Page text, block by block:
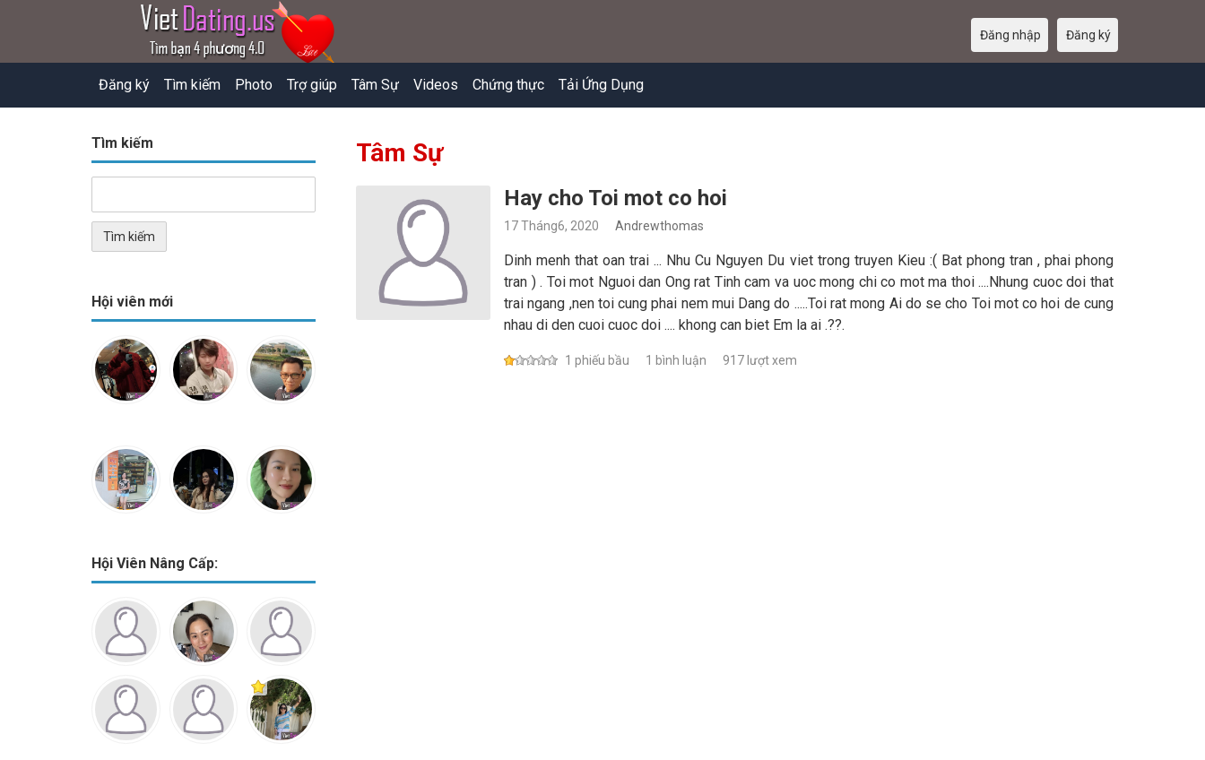
Đăng ký Tìm kiếm Photo Trợ giúp Tâm Sự Videos Chứng thực Tải Ứng Dụng
Đăng nhập Đăng ký
Tìm kiếm
Hội viên mới
Hội Viên Nâng Cấp:
Tâm Sự
Hay cho Toi mot co hoi
17 Tháng6, 2020 Andrewthomas
Dinh menh that oan trai ... Nhu Cu Nguyen Du viet trong truyen Kieu :( Bat phong tran , phai phong
tran ) . Toi mot Nguoi dan Ong rat Tinh cam va uoc mong chi co mot ma thoi ....Nhung cuoc doi that
trai ngang ,nen toi cung phai nem mui Dang do .....Toi rat mong Ai do se cho Toi mot co hoi de cung
nhau di den cuoi cuoc doi .... khong can biet Em la ai .??.
1 phiếu bầu 1 bình luận 917 lượt xem